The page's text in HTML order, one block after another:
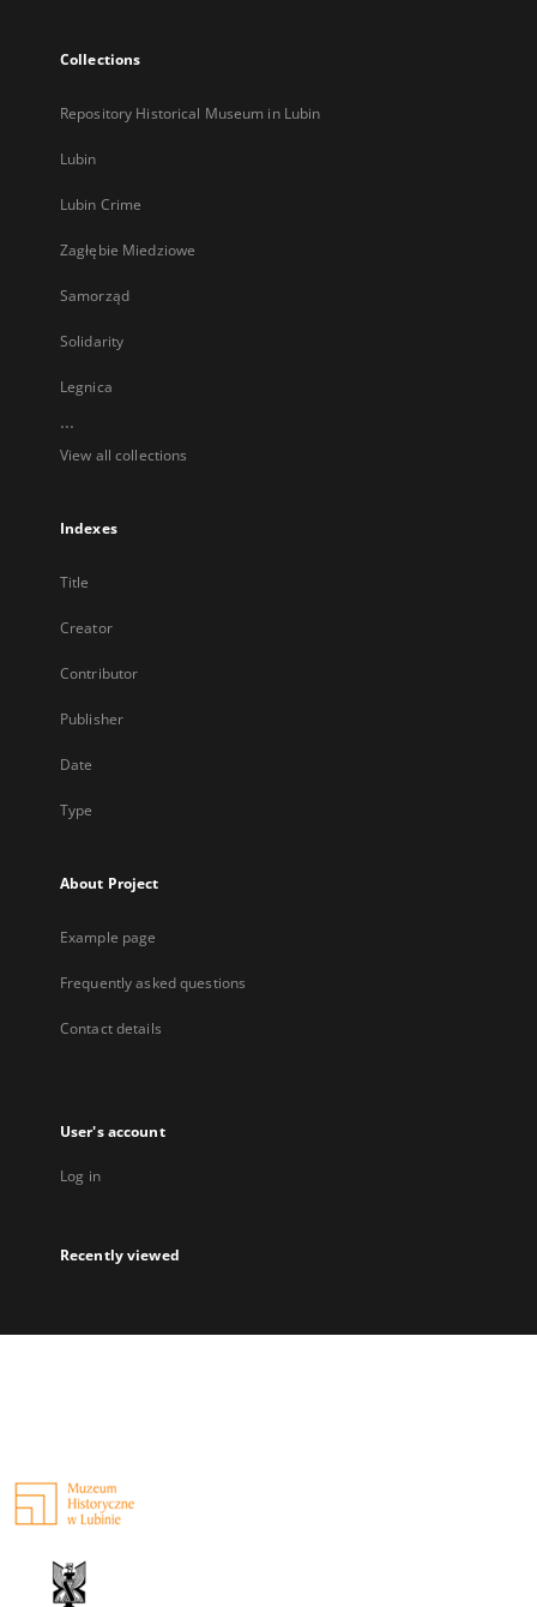
Collections
Repository Historical Museum in Lubin
Lubin
Lubin Crime
Zagłębie Miedziowe
Samorząd
Solidarity
Legnica
...
View all collections
Indexes
Title
Creator
Contributor
Publisher
Date
Type
About Project
Example page
Frequently asked questions
Contact details
User's account
Log in
Recently viewed